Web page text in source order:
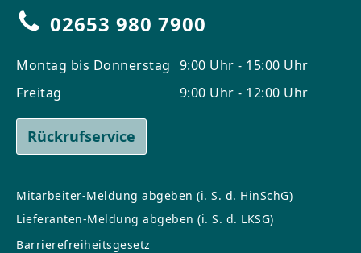
02653 980 7900
Montag bis Donnerstag
Freitag
9:00 Uhr - 15:00 Uhr
9:00 Uhr - 12:00 Uhr
Rückrufservice
Mitarbeiter-Meldung abgeben (i. S. d. HinSchG)
Lieferanten-Meldung abgeben (i. S. d. LKSG)
Barrierefreiheitsgesetz